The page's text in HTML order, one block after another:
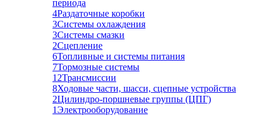
периода
4Раздаточные коробки
3Системы охлаждения
3Системы смазки
2Сцепление
6Топливные и системы питания
7Тормозные системы
12Трансмиссии
8Ходовые части, шасси, сцепные устройства
2Цилиндро-поршневые группы (ЦПГ)
1Электрооборудование